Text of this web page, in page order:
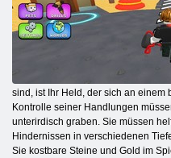
sind, ist Ihr Held, der sich an einem
Kontrolle seiner Handlungen
unterirdisch graben. Sie müssen
Hindernissen in verschiedenen
Sie kostbare Steine und Gold im